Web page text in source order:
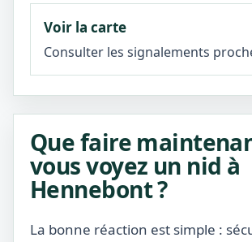
Voir la carte
Consulter les signalements
Que faire
vous voyez un nid à
Hennebont ?
La bonne réaction est simple :